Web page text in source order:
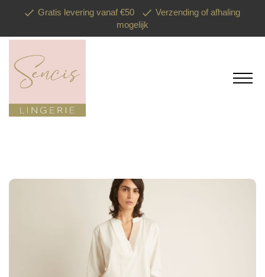
Gratis levering vanaf €50
Verzending of afhaling
mogelijk